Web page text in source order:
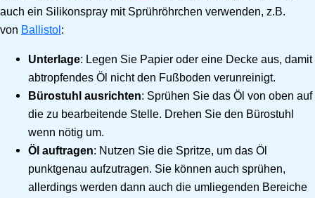
auch ein Silikonspray mit Sprühröhrchen verwenden, z.B.
von Ballistol:
Unterlage: Legen Sie Papier oder eine Decke aus, damit
abtropfendes Öl nicht den Fußboden verunreinigt.
Bürostuhl ausrichten: Sprühen Sie das Öl von oben auf
die zu bearbeitende Stelle. Drehen Sie den Bürostuhl
wenn nötig um.
Öl auftragen: Nutzen Sie die Spritze, um das Öl
punktgenau aufzutragen. Sie können auch sprühen,
allerdings werden dann auch die umliegenden Bereiche